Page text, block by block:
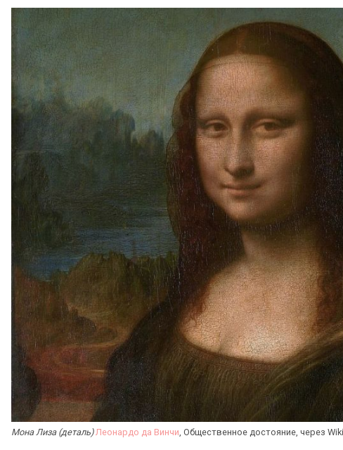
Мона Лиза (деталь) Леонардо да Винчи , Общественное достояние, через